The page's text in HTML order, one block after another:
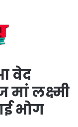
वेद
लक्ष्मी
भोग